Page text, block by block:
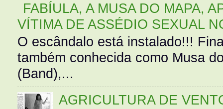
FABÍULA, A MUSA DO MAPA,
VÍTIMA DE ASSÉDIO SEXUAL
O escândalo está instalado!!!
também conhecida como Musa
(Band),...
AGRICULTURA DE